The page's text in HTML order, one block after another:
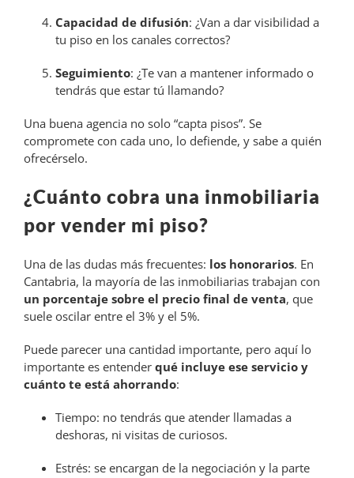
Capacidad de difusión: ¿Van a dar visibilidad a
tu piso en los canales correctos?
Seguimiento: ¿Te van a mantener informado o
tendrás que estar tú llamando?
Una buena agencia no solo “capta pisos”. Se
compromete con cada uno, lo defiende, y sabe a quién
ofrecérselo.
¿Cuánto cobra una inmobiliaria
por vender mi piso?
Una de las dudas más frecuentes: los honorarios. En
Cantabria, la mayoría de las inmobiliarias trabajan con
un porcentaje sobre el precio final de venta, que
suele oscilar entre el 3% y el 5%.
Puede parecer una cantidad importante, pero aquí lo
importante es entender qué incluye ese servicio y
cuánto te está ahorrando:
Tiempo: no tendrás que atender llamadas a
deshoras, ni visitas de curiosos.
Estrés: se encargan de la negociación y la parte